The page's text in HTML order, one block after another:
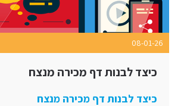
08-01-26
כיצד לבנות דף מכירה מנצח
כיצד לבנות דף מכירה מנצח